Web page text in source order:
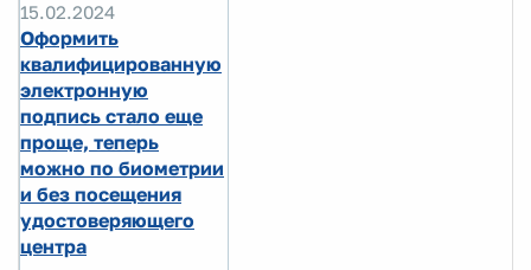
15.02.2024
Оформить
квалифицированную
электронную
подпись стало еще
проще, теперь
можно по биометрии
и без посещения
удостоверяющего
центра